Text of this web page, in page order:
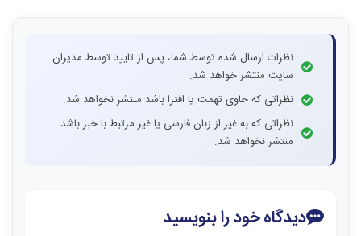
نظرات ارسال شده توسط شما، پس از تایید توسط مدیران
سایت منتشر خواهد شد.
نظراتی که حاوی تهمت یا افترا باشد منتشر نخواهد شد.
نظراتی که به غیر از زبان فارسی یا غیر مرتبط با خبر باشد
منتشر نخواهد شد.
دیدگاه خود را بنویسید